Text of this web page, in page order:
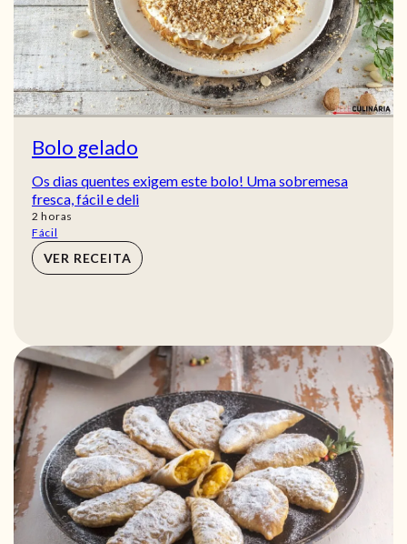
Bolo gelado
Os dias quentes exigem este bolo! Uma sobremesa
fresca, fácil e deli
2 horas
horas
Fácil
VER RECEITA